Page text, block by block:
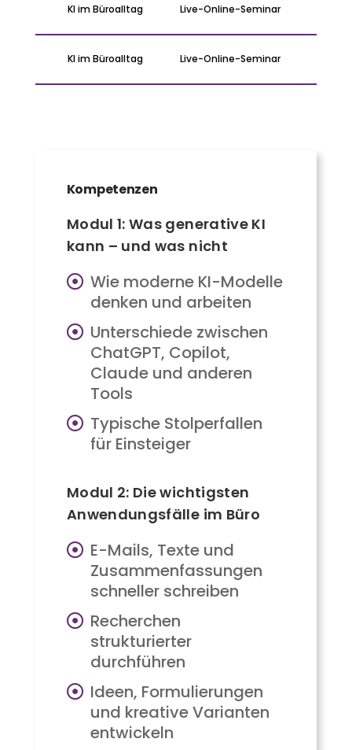
KI im Büroalltag Live-Online-Seminar
KI im Büroalltag Live-Online-Seminar
Kompetenzen
Modul 1: Was generative KI
kann – und was nicht
Wie moderne KI-Modelle
denken und arbeiten
Unterschiede zwischen
ChatGPT, Copilot,
Claude und anderen
Tools
Typische Stolperfallen
für Einsteiger
Modul 2: Die wichtigsten
Anwendungsfälle im Büro
E-Mails, Texte und
Zusammenfassungen
schneller schreiben
Recherchen
strukturierter
durchführen
Ideen, Formulierungen
und kreative Varianten
entwickeln